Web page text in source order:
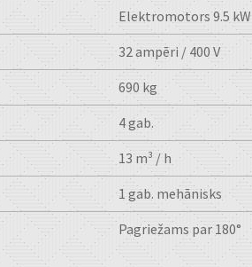
Elektromotors 9.5 kW
32 ampēri / 400 V
690 kg
4 gab.
13 m³ / h
1 gab. mehānisks
Pagriežams par 180°